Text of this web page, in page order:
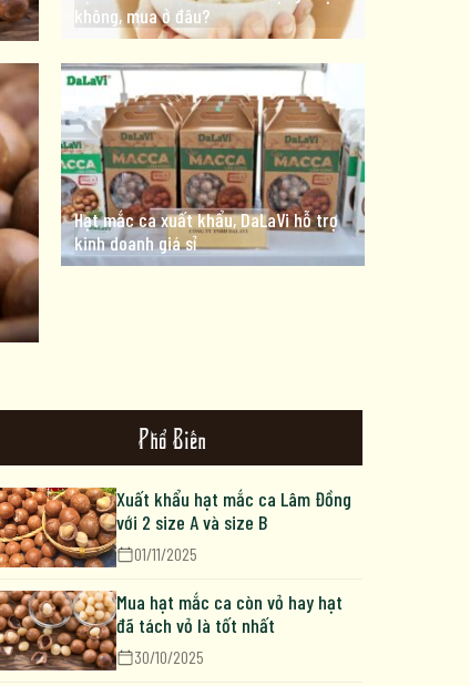
không, mua ở đâu?
Hạt mắc ca xuất khẩu, DaLaVi hỗ trợ
kinh doanh giá sỉ
Phổ Biến
Xuất khẩu hạt mắc ca Lâm Đồng
với 2 size A và size B
01/11/2025
Mua hạt mắc ca còn vỏ hay hạt
đã tách vỏ là tốt nhất
30/10/2025